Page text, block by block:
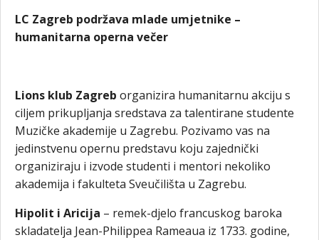
LC Zagreb podržava mlade umjetnike –
humanitarna operna večer
Lions klub Zagreb organizira humanitarnu akciju s
ciljem prikupljanja sredstava za talentirane studente
Muzičke akademije u Zagrebu. Pozivamo vas na
jedinstvenu opernu predstavu koju zajednički
organiziraju i izvode studenti i mentori nekoliko
akademija i fakulteta Sveučilišta u Zagrebu.
Hipolit i Aricija – remek-djelo francuskog baroka
skladatelja Jean-Philippea Rameaua iz 1733. godine,